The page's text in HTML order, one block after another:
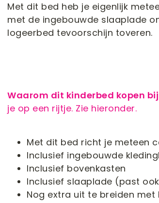
Met dit bed heb je eigenlijk
met de ingebouwde slaaplade
logeerbed tevoorschijn toveren.
Waarom dit kinderbed kopen
je op een rijtje. Zie hieronder.
Met dit bed richt je meteen
Inclusief ingebouwde
Inclusief bovenkasten
Inclusief slaaplade (past
Nog extra uit te breiden